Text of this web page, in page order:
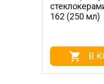
BON BN-
В КОРЗИНУ